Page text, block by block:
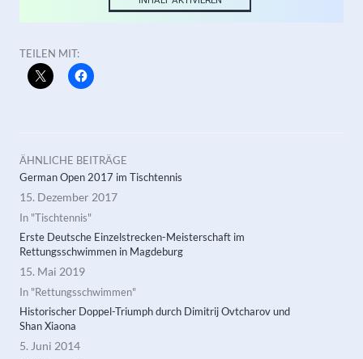
TEILEN MIT:
ÄHNLICHE BEITRÄGE
German Open 2017 im Tischtennis
15. Dezember 2017
In "Tischtennis"
Erste Deutsche Einzelstrecken-Meisterschaft im
Rettungsschwimmen in Magdeburg
15. Mai 2019
In "Rettungsschwimmen"
Historischer Doppel-Triumph durch Dimitrij Ovtcharov und
Shan Xiaona
5. Juni 2014